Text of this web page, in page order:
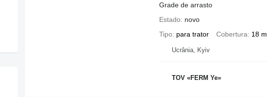
Grade de arrasto
Estado
novo
Tipo
para trator Cobertura 18 m
Ucrânia, Kyiv
TOV «FERM Ye»